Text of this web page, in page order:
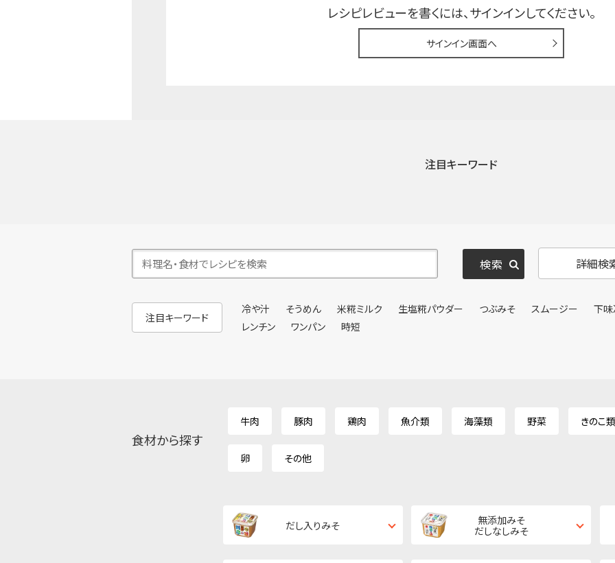
レシピレビューを書くには、サインインしてください。
サインイン画面へ
注目キーワード
詳細検
注目キーワード
冷や汁 そうめん 米糀ミルク 生塩糀パウダー つぶみそ スムージー
下
レンチン
ワンパン 時短
食材から探す
牛肉 豚肉 鶏肉 魚介類 海藻類 野菜 きのこ類
卵 その他
だし入りみそ
無添加みそ
だしなしみそ